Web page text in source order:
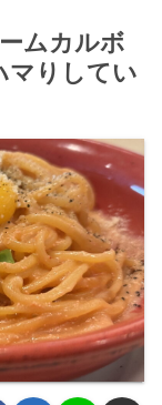
ムカルボ
マりしてい